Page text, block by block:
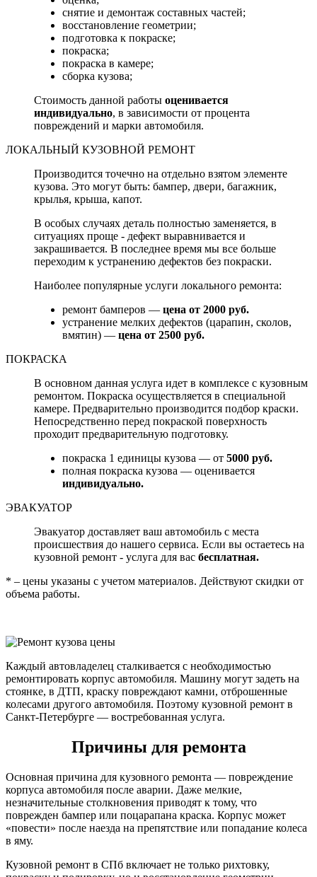
снятие и демонтаж составных частей;
восстановление геометрии;
подготовка к покраске;
покраска;
покраска в камере;
сборка кузова;
Стоимость данной работы оценивается
индивидуально, в зависимости от процента
повреждений и марки автомобиля.
ЛОКАЛЬНЫЙ КУЗОВНОЙ РЕМОНТ
Производится точечно на отдельно взятом элементе
кузова. Это могут быть: бампер, двери, багажник,
крылья, крыша, капот.
В особых случаях деталь полностью заменяется, в
ситуациях проще - дефект выравнивается и
закрашивается. В последнее время мы все больше
переходим к устранению дефектов без покраски.
Наиболее популярные услуги локального ремонта:
ремонт бамперов — цена от 2000 руб.
устранение мелких дефектов (царапин, сколов,
вмятин) — цена от 2500 руб.
ПОКРАСКА
В основном данная услуга идет в комплексе с кузовным
ремонтом. Покраска осуществляется в специальной
камере. Предварительно производится подбор краски.
Непосредственно перед покраской поверхность
проходит предварительную подготовку.
покраска 1 единицы кузова — от 5000 руб.
полная покраска кузова — оценивается
индивидуально.
ЭВАКУАТОР
Эвакуатор доставляет ваш автомобиль с места
происшествия до нашего сервиса. Если вы остаетесь на
кузовной ремонт - услуга для вас бесплатная.
* – цены указаны с учетом материалов. Действуют скидки от
объема работы.
Каждый автовладелец сталкивается с необходимостью
ремонтировать корпус автомобиля. Машину могут задеть на
стоянке, в ДТП, краску повреждают камни, отброшенные
колесами другого автомобиля. Поэтому кузовной ремонт в
Санкт-Петербурге — востребованная услуга.
Причины для ремонта
Основная причина для кузовного ремонта — повреждение
корпуса автомобиля после аварии. Даже мелкие,
незначительные столкновения приводят к тому, что
поврежден бампер или поцарапана краска. Корпус может
«повести» после наезда на препятствие или попадание колеса
в яму.
Кузовной ремонт в СПб включает не только рихтовку,